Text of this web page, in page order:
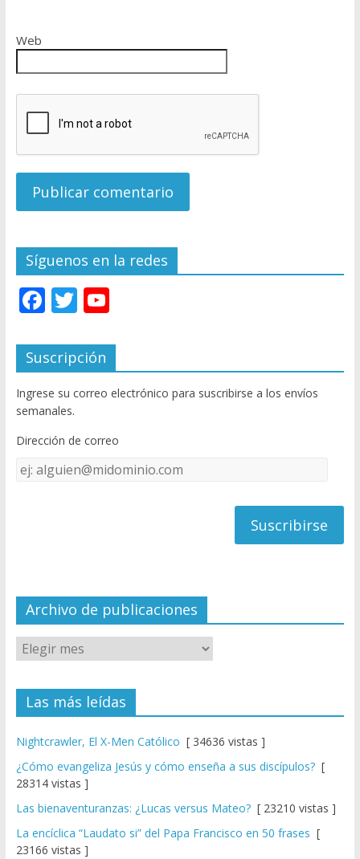
Web
Síguenos en la redes
F
e
b
o
o
k
T
itt
er
Y
u
T
u
e
C
el
Suscripción
Ingrese su correo electrónico para suscribirse a los envíos
semanales.
Dirección de correo
Dirección
de
Archivo de publicaciones
Las más leídas
Nightcrawler, El X-Men Católico [ 34636 vistas ]
¿Cómo evangeliza Jesús y cómo enseña a sus discípulos?[
28314 vistas ]
Las bienaventuranzas: ¿Lucas versus Mateo?[ 23210 vistas ]
La encíclica “Laudato si” del Papa Francisco en 50 frases [
23166 vistas ]